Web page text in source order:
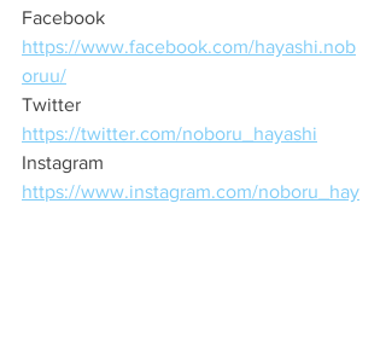
Facebook
https://www.facebook.com/hayashi.nob
oruu/
Twitter
https://twitter.com/noboru_hayashi
Instagram
https://www.instagram.com/noboru_hay